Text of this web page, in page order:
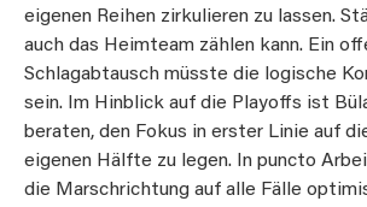
eigenen Reihen zirkulieren zu lassen.
auch das Heimteam zählen kann. Ein
Schlagabtausch müsste die logische
sein. Im Hinblick auf die Playoffs ist
beraten, den Fokus in erster Linie auf
eigenen Hälfte zu legen. In puncto
die Marschrichtung auf alle Fälle